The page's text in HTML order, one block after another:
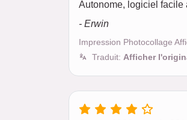
Autonome, logiciel facile
- Erwin
Impression Photocollage
Traduit: Afficher